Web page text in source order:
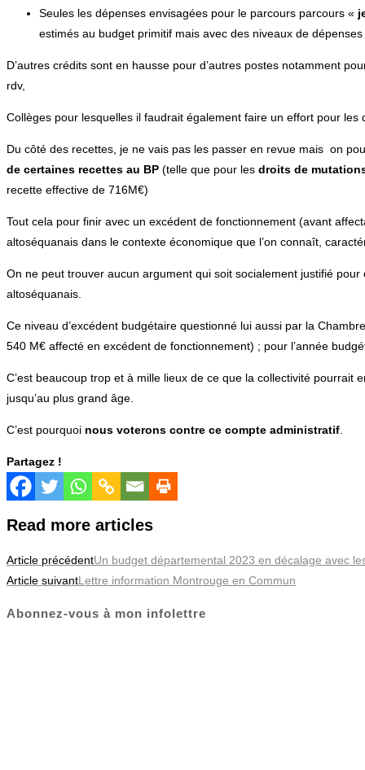
Seules les dépenses envisagées pour le parcours parcours «
estimés au budget primitif mais avec des niveaux de
D’autres crédits sont en hausse pour d’autres postes notamment
rdv,
Collèges pour lesquelles il faudrait également faire un effort pour les
Du côté des recettes, je ne vais pas les passer en revue mais on
de certaines recettes au BP (telle que pour les droits de
recette effective de 716M€)
Tout cela pour finir avec un excédent de fonctionnement (avant
altoséquanais dans le contexte économique que l’on connaît,
On ne peut trouver aucun argument qui soit socialement justifié
altoséquanais.
Ce niveau d’excédent budgétaire questionné lui aussi par la
540 M€ affecté en excédent de fonctionnement) ; pour l’année
C’est beaucoup trop et à mille lieux de ce que la collectivité
jusqu’au plus grand âge.
C’est pourquoi nous voterons contre ce compte administratif
Partagez !
Read more articles
Article précédentUn budget départemental 2023 en décalage avec
Article suivantLettre information Montrouge en Commun
Abonnez-vous à mon infolettre